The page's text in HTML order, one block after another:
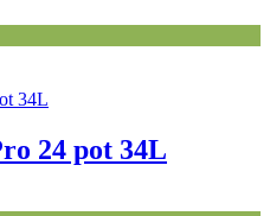
24 pot 34L